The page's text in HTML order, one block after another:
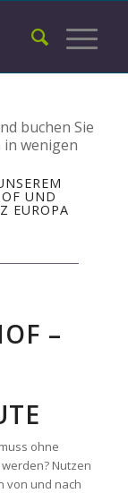
buchen Sie
wenigen
UND
EUROPA
–
ohne
Nutzen
von und nach